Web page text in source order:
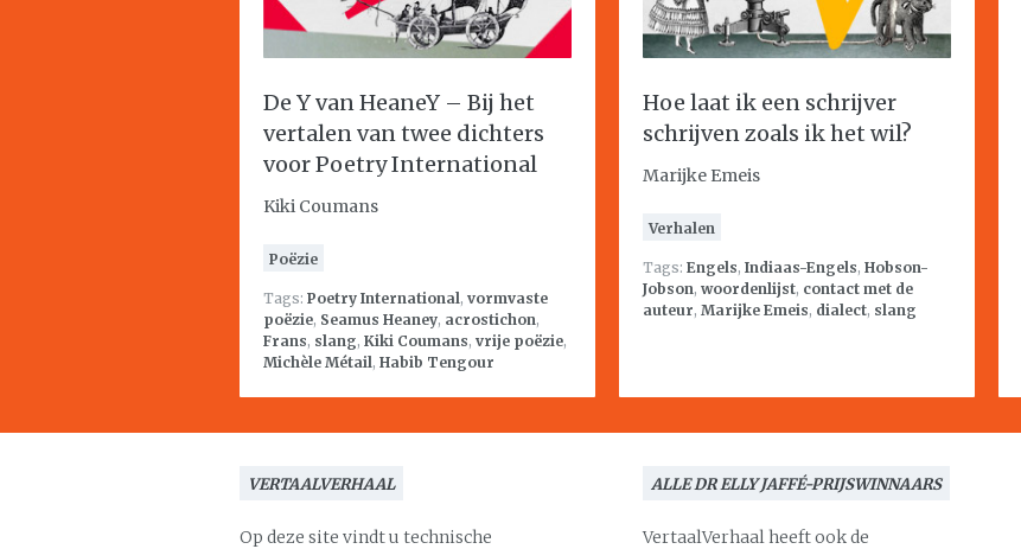
De Y van HeaneY – Bij het
vertalen van twee dichters
voor Poetry International
Kiki Coumans
Poëzie
Tags: Poetry International, vormvaste
poëzie, Seamus Heaney, acrostichon,
Frans, slang, Kiki Coumans, vrije poëzie,
Michèle Métail, Habib Tengour
Hoe laat ik een schrijver
schrijven zoals ik het wil?
Marijke Emeis
Verhalen
Tags: Engels, Indiaas-Engels, Hobson-
Jobson, woordenlijst, contact met de
auteur, Marijke Emeis, dialect, slang
VERTAALVERHAAL
Op deze site vindt u technische
ALLE DR ELLY JAFFÉ-PRIJSWINNAARS
VertaalVerhaal heeft ook de